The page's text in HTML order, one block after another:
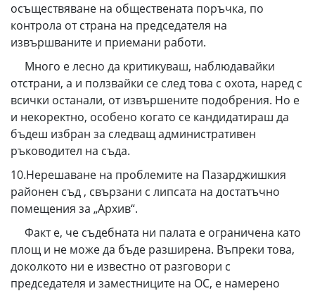
осъществяване на обществената поръчка, по
контрола от страна на председателя на
извършваните и приемани работи.
Много е лесно да критикуваш, наблюдавайки
отстрани, а и ползвайки се след това с охота, наред с
всички останали, от извършените подобрения. Но е
и некоректно, особено когато се кандидатираш да
бъдеш избран за следващ административен
ръководител на съда.
10.Нерешаване на проблемите на Пазарджишкия
районен съд , свързани с липсата на достатъчно
помещения за „Архив“.
Факт е, че съдебната ни палата е ограничена като
площ и не може да бъде разширена. Въпреки това,
доколкото ни е известно от разговори с
председателя и заместниците на ОС, е намерено